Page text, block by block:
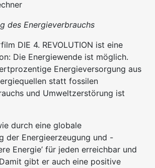
des Energieverbrauchs
DIE 4. REVOLUTION ist eine
Die Energiewende ist möglich.
Energieversorgung aus
statt fossilen
und Umweltzerstörung ist
durch eine globale
der Energieerzeugung und -
Energie’ für jeden erreichbar und
gibt er auch eine positive